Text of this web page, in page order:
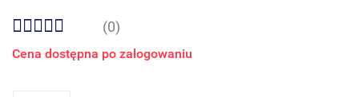
(0)
Cena dostępna po zalogowaniu